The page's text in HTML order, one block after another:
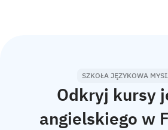
SZKOŁA JĘZYKOWA
Odkryj kursy
angielskiego w